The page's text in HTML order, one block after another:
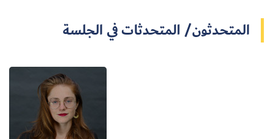
المتحدثون/ المتحدثات في الجلسة